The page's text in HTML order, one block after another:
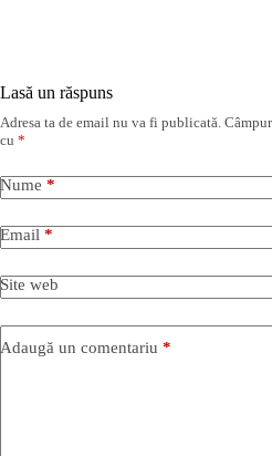
Lasă un răspuns
Adresa ta de email nu va fi publicată.
cu *
Nume *
Email *
Site web
Adaugă un comentariu *